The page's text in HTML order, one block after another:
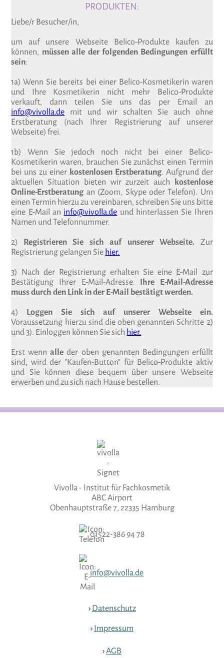
PRODUKTEN:
Liebe/r Besucher/in,
um auf unsere Webseite Belico-Produkte kaufen zu
können, müssen alle der folgenden Bedingungen erfüllt
sein:
1a) Wenn Sie bereits bei einer Belico-Kosmetikerin waren
und Ihre Kosmetikerin nicht mehr Belico-Produkte
verkauft, dann teilen Sie uns das per Email an
info@vivolla.de mit und wir schalten Sie auch ohne
Erstberatung (nach Ihrer Registrierung auf unserer
Webseite) frei.
1b) Wenn Sie jedoch noch nicht bei einer Belico-
Kosmetikerin waren, brauchen Sie zunächst einen Termin
bei uns zu einer kostenlosen Erstberatung. Aufgrund der
aktuellen Situation bieten wir zurzeit auch kostenlose
Online-Erstberatung an (Zoom, Skype oder Telefon). Um
einen Termin hierzu zu vereinbaren, schreiben Sie uns bitte
eine E-Mail an info@vivolla.de und hinterlassen Sie Ihren
Namen und Telefonnummer.
2) Registrieren Sie sich auf unserer Webseite. Zur
Registrierung gelangen Siehier.
3) Nach der Registrierung erhalten Sie eine E-Mail zur
Bestätigung Ihrer E-Mail-Adresse. Ihre E-Mail-Adresse
muss durch den Link in der E-Mail bestätigt werden.
4) Loggen Sie sich auf unserer Webseite ein.
Voraussetzung hierzu sind die oben genannten Schritte 2)
und 3). Einloggen können Sie sich hier.
Erst wennalle der oben genannten Bedingungen erfüllt
sind, wird der "Kaufen-Button" für Belico-Produkte aktiv
und Sie können diese bequem über unsere Webseite
erwerben und zu sich nach Hause bestellen.
Vivolla - Institut für Fachkosmetik
ABC Airport
Obenhauptstraße 7, 22335 Hamburg
01522-386 94 78
info@vivolla.de
›Datenschutz
›Impressum
›AGB